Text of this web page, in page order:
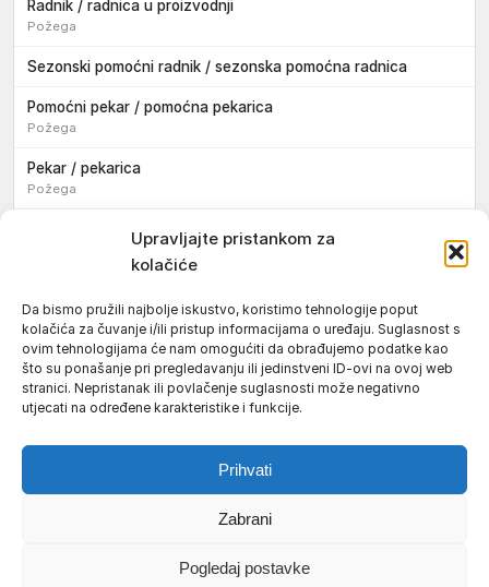
Upravljajte pristankom za
kolačiće
Da bismo pružili najbolje iskustvo, koristimo tehnologije poput
kolačića za čuvanje i/ili pristup informacijama o uređaju. Suglasnost s
ovim tehnologijama će nam omogućiti da obrađujemo podatke kao
što su ponašanje pri pregledavanju ili jedinstveni ID-ovi na ovoj web
stranici. Nepristanak ili povlačenje suglasnosti može negativno
utjecati na određene karakteristike i funkcije.
Prihvati
Zabrani
Pogledaj postavke
Radnik / radnica u proizvodnji
Požega
Sezonski pomoćni radnik / sezonska pomoćna radnica
Pomoćni pekar / pomoćna pekarica
Požega
Pekar / pekarica
Požega
Konobar / konobarica
Tokar / tokarica
Jakšić
Njegovatelj / njegovateljica starijih i nemoćnih osoba
Resnik
Pravila privatnosti